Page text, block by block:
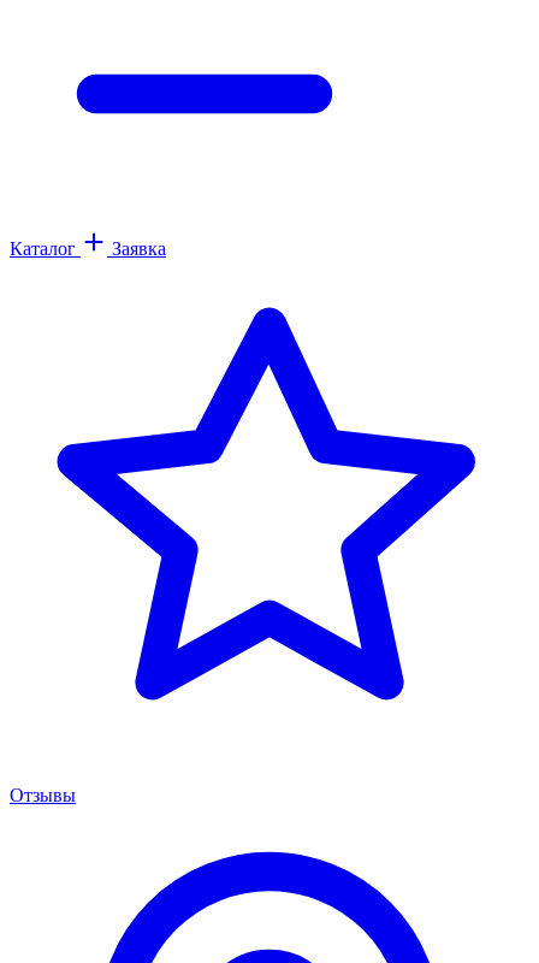
Каталог Заявка
Отзывы